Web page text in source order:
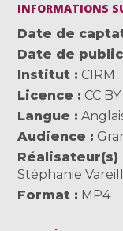
INFORMATIONS
Date de
Date de
Institut
CIRM
Licence
CC
Langue
Audience
Réalisateur(s)
Stéphanie
Format
MP4